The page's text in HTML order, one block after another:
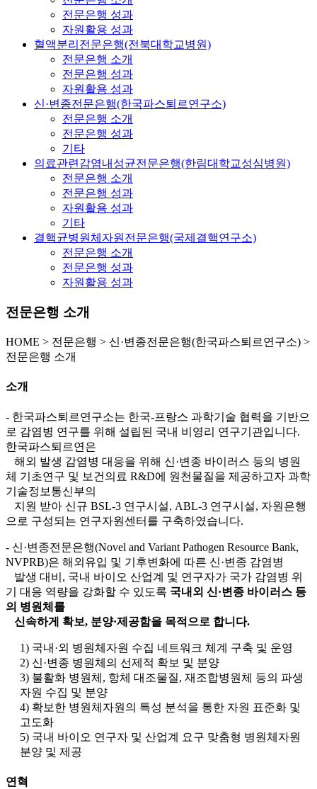
전문은행 성과
자원활용 성과
혈액분리전문은행(전북대학교병원)
전문은행 소개
전문은행 성과
자원활용 성과
신·변종전문은행(한국파스퇴르연구소)
전문은행 소개
전문은행 성과
기타
의료관련감염내성균전문은행(한림대학교성심병원)
전문은행 소개
전문은행 성과
자원활용 성과
기타
결핵균병원체자원전문은행(국제결핵연구소)
전문은행 소개
전문은행 성과
자원활용 성과
전문은행 소개
HOME > 전문은행 > 신·변종전문은행(한국파스퇴르연구소) >
전문은행 소개
소개
- 한국파스퇴르연구소는 한국-프랑스 과학기술 협력을 기반으
로 감염병 연구를 위해 설립된 국내 비영리 연구기관입니다.
한국파스퇴르연은
해외 발생 감염병 대응을 위해 신·변종 바이러스 등의 병원
체 기초연구 및 보건의료 R&D에 원천물질을 제공하고자 과학
기술정보통신부의
지원 받아 신규 BSL-3 연구시설, ABL-3 연구시설, 자원은행
으로 구성되는 연구자원센터를 구축하였습니다.
- 신·변종전문은행(Novel and Variant Pathogen Resource Bank,
NVPRB)은 해외유입 및 기후변화에 따른 신·변종 감염병
발생 대비, 국내 바이오 산업계 및 연구자가 국가 감염병 위
기 대응 역량을 강화할 수 있도록 국내외 신·변종 바이러스 등
의 병원체를
신속하게 확보, 분양·제공함을 목적으로 합니다.
1) 국내·외 병원체자원 수집 네트워크 체계 구축 및 운영
2) 신·변종 병원체의 선제적 확보 및 분양
3) 불활화 병원체, 항체 대조물질, 재조합병원체 등의 파생
자원 수집 및 분양
4) 확보한 병원체자원의 특성 분석을 통한 자원 표준화 및
고도화
5) 국내 바이오 연구자 및 산업계 요구 맞춤형 병원체자원
분양 및 제공
연혁